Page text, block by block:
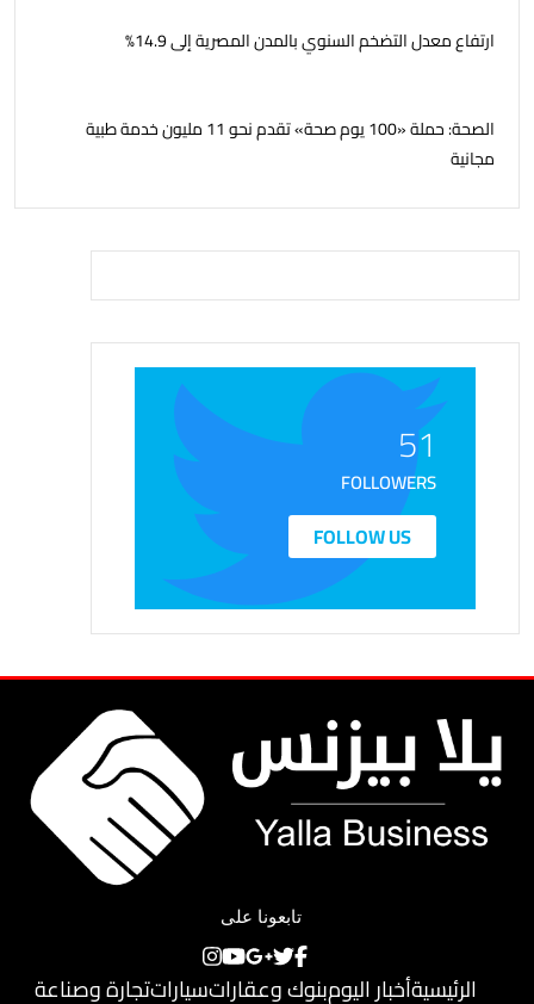
ارتفاع معدل التضخم السنوي بالمدن المصرية إلى 14.9%
الصحة: حملة «100 يوم صحة» تقدم نحو 11 مليون خدمة طبية
مجانية
51
FOLLOWERS
FOLLOW US
تابعونا على
الرئيسيةأخبار اليومبنوك وعقاراتسياراتتجارة وصناعة